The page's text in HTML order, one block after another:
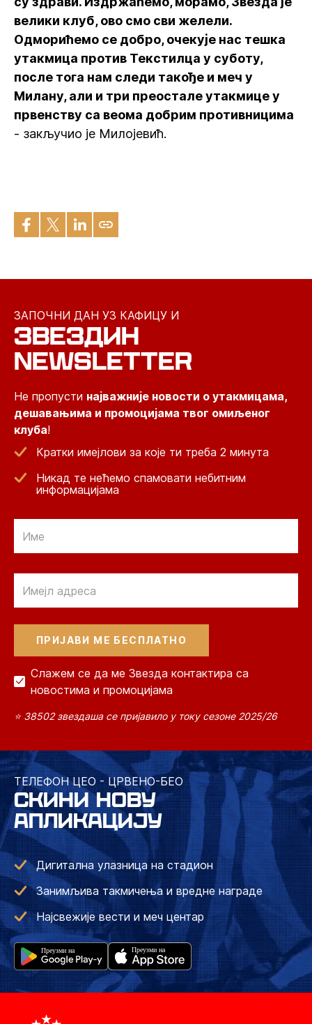
велики клуб, ово смо сви желели.
Одморићемо се добро, очекује нас тешка
утакмица против Текстилца у суботу,
после тога нам следи такође и меч у
Милану, али и три преостале утакмице у
првенству са веома добрим противницима
- закључио је Милојевић.
ЗАПОЧНИ ДАН УЗ КАФИЦУ И
ЗВЕЗДИН
NEWSLETTER
Не пропусти најважније новости о утакмицама,
дешавањима и промоцијама твог омиљеног
клуба!
Кратки имејлови за које ти треба 2 минута
Никад те нећемо спамовати небитним
информацијама
Слажем се да ме Звезда контактира са
новостима и промоцијама
⭐ 38502 звездаша се пријавило у току сезоне 2025/26
ТЕЛЕФОН ЦЕО - ЦРВЕНО-БЕО
СКИНИ НОВУ
АПЛИКАЦИЈУ
Дигитална улазница на стадион
Занимљива такмичења и вредне награде
Најсвежије вести и меч центар